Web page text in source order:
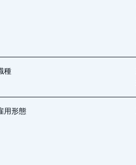
種
用形態